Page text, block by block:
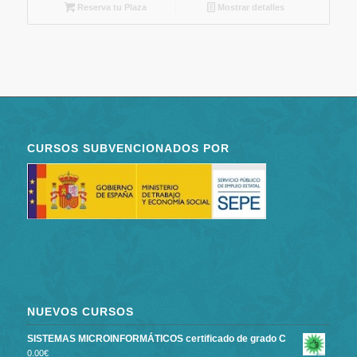
Reserva tu Plaza Mostrar detalles
CURSOS SUBVENCIONADOS POR
NUEVOS CURSOS
SISTEMAS MICROINFORMÁTICOS certificado de grado C
0.00€